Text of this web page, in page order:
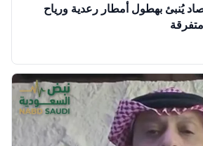
يُنبئ بهطول أمطار رعدية ورياح